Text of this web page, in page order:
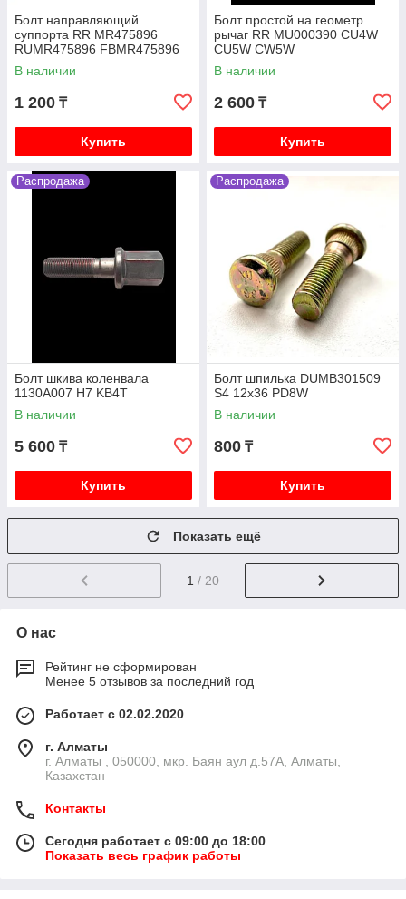
Болт направляющий
суппорта RR MR475896
RUMR475896 FBMR475896
0474-CYUPF V75W V93W
В наличии
1 200 ₸
Купить
Болт простой на геометр
рычаг RR MU000390 CU4W
CU5W CW5W
В наличии
2 600 ₸
Купить
Распродажа
Болт шкива коленвала
1130A007 H7 KB4T
В наличии
5 600 ₸
Купить
Распродажа
Болт шпилька DUMB301509
S4 12x36 PD8W
В наличии
800 ₸
Купить
Показать ещё
1 / 20
О нас
Рейтинг не сформирован
Менее 5 отзывов за последний год
Работает с 02.02.2020
г. Алматы
г. Алматы , 050000, мкр. Баян аул д.57А, Алматы,
Казахстан
Контакты
Сегодня работает с 09:00 до 18:00
Показать весь график работы